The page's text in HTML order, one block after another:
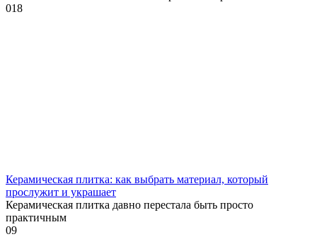
018
Керамическая плитка: как выбрать материал, который
прослужит и украшает
Керамическая плитка давно перестала быть просто
практичным
09